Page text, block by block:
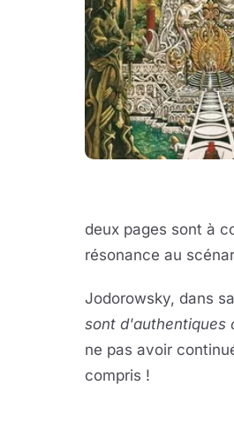
deux pages sont à
résonance au
Jodorowsky, dans
sont
ne pas avoir
compris !